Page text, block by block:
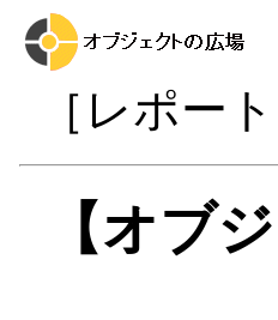
［レポート
【オブ